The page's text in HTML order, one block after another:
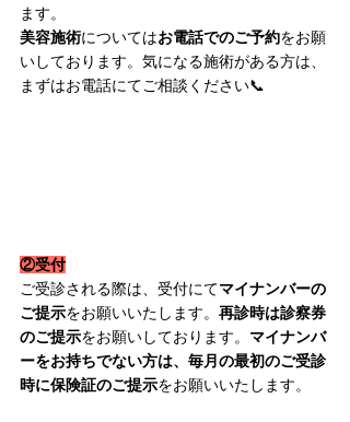
ます。
美容施術についてはお電話でのご予約をお願
いしております。気になる施術がある方は、
まずはお電話にてご相談ください📞
②受付
ご受診される際は、受付にてマイナンバーの
ご提示をお願いいたします。 再診時は診察券
のご提示をお願いしております。 マイナンバ
ーをお持ちでない方は、毎月の最初のご受診
時に保険証のご提示をお願いいたします。